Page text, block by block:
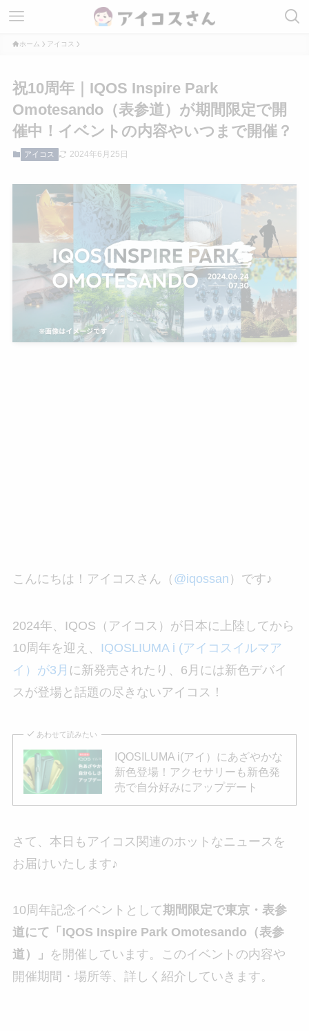
ホーム アイコス
祝10周年｜IQOS Inspire Park
Omotesando（表参道）が期間限定で開
催中！イベントの内容やいつまで開催？
アイコス 2024年6月25日
こんにちは！アイコスさん（ @iqossan ）です♪
2024年、IQOS（アイコス）が日本に上陸してから
10周年を迎え、 IQOSLIUMA i (アイコスイルマア
イ）が3月 に新発売されたり、6月には新色デバイ
スが登場と話題の尽きないアイコス！
あわせて読みたい
IQOSILUMA i(アイ）にあざやかな
新色登場！アクセサリーも新色発
売で自分好みにアップデート
さて、本日もアイコス関連のホットなニュースを
お届けいたします♪
10周年記念イベントとして期間限定で東京・表参
道にて「IQOS Inspire Park Omotesando（表参
道）」 を開催しています。このイベントの内容や
開催期間・場所等、詳しく紹介していきます。